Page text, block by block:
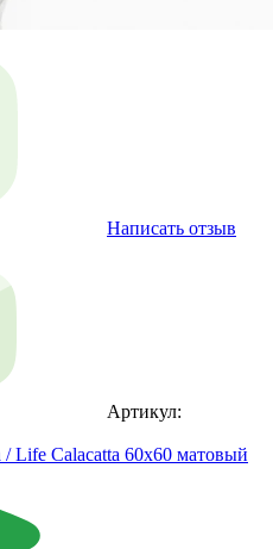
Написать отзыв
Артикул:
Life Calacatta 60х60 матовый